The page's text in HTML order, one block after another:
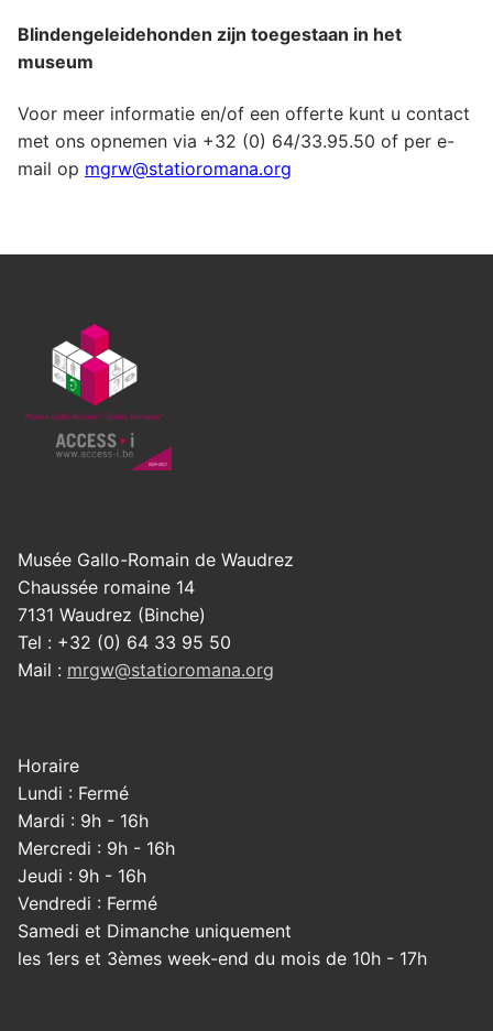
Blindengeleidehonden zijn toegestaan in het
museum
Voor meer informatie en/of een offerte kunt u contact
met ons opnemen via +32 (0) 64/33.95.50 of per e-
mail op mgrw@statioromana.org
Musée Gallo-Romain de Waudrez
Chaussée romaine 14
7131 Waudrez (Binche)
Tel : +32 (0) 64 33 95 50
Mail : mrgw@statioromana.org
Horaire
Lundi : Fermé
Mardi : 9h - 16h
Mercredi : 9h - 16h
Jeudi : 9h - 16h
Vendredi : Fermé
Samedi et Dimanche uniquement
les 1ers et 3èmes week-end du mois de 10h - 17h